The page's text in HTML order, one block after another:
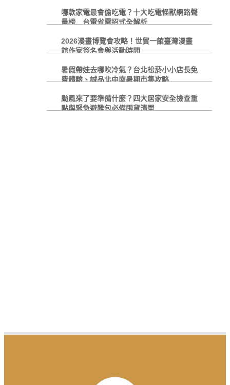
哪款家電最會偷吃電？十大吃電怪獸網路聲
量榜 台電省電招式全解析
2026漫畫博覽會攻略！世貿一館臺灣漫畫
館作家簽名會與活動時間
暑假帶娃去哪吹冷氣？台北松菸小小店長免
費體驗、誠品北中南暑期市集攻略
颱風來了要準備什麼？四大居家安全檢查重
點與緊急避難包必備囤貨清單